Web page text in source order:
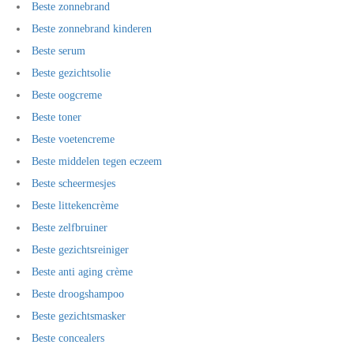
Beste zonnebrand
Beste zonnebrand kinderen
Beste serum
Beste gezichtsolie
Beste oogcreme
Beste toner
Beste voetencreme
Beste middelen tegen eczeem
Beste scheermesjes
Beste littekencrème
Beste zelfbruiner
Beste gezichtsreiniger
Beste anti aging crème
Beste droogshampoo
Beste gezichtsmasker
Beste concealers